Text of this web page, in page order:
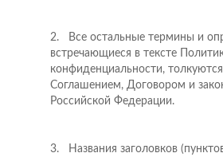
2. Все остальные термины и
встречающиеся в тексте
конфиденциальности,
Соглашением, Договором и
Российской Федерации.
3. Названия заголовков